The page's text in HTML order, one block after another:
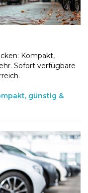
Kompakt,
Sofort verfügbare
günstig &